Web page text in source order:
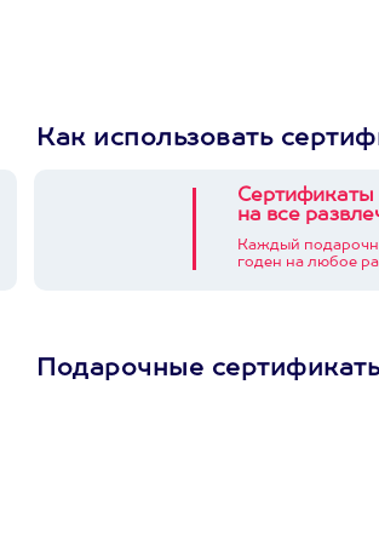
Как использовать
Сертификаты
на все
Каждый
годен на любое
Подарочные